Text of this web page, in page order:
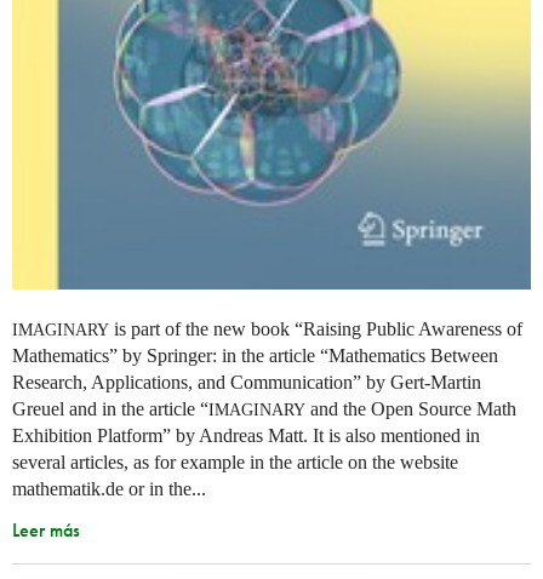
IMAGINARY is part of the new book “Raising Public Awareness of
Mathematics” by Springer: in the article “Mathematics Between
Research, Applications, and Communication” by Gert-Martin
Greuel and in the article “IMAGINARY and the Open Source Math
Exhibition Platform” by Andreas Matt. It is also mentioned in
several articles, as for example in the article on the website
mathematik.de or in the...
Leer más